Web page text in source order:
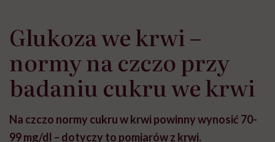
Glukoza we krwi –
normy na czczo przy
badaniu cukru we krwi
Na czczo normy cukru w krwi powinny wynosić 70-
99 mg/dl – dotyczy to pomiarów z krwi.